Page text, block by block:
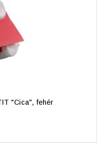
"Cica", fehér